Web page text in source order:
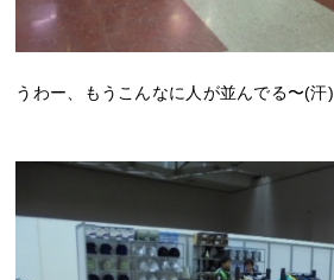
うわー、もうこんなに人が並んでる〜(汗)